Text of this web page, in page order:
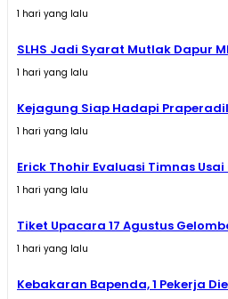
1 hari yang lalu
SLHS Jadi Syarat Mutlak Dapur
1 hari yang lalu
Kejagung Siap Hadapi
1 hari yang lalu
Erick Thohir Evaluasi Timnas Usai
1 hari yang lalu
Tiket Upacara 17 Agustus
1 hari yang lalu
Kebakaran Bapenda, 1 Pekerja